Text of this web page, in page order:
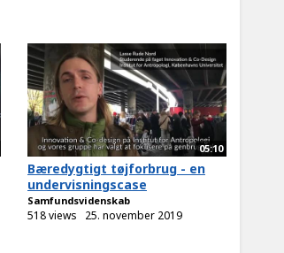
05:10
Bæredygtigt tøjforbrug - en
undervisningscase
Samfundsvidenskab
518 views 25. november 2019